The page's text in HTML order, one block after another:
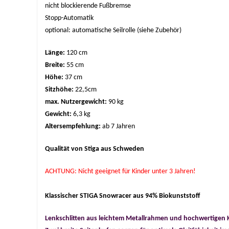
nicht blockierende Fußbremse
Stopp-Automatik
optional: automatische Seilrolle (siehe Zubehör)
Länge: 120 cm
Breite: 55 cm
Höhe: 37 cm
Sitzhöhe: 22,5cm
max. Nutzergewicht: 90 kg
Gewicht: 6,3 kg
Altersempfehlung: ab 7 Jahren
Qualität von Stiga aus Schweden
ACHTUNG: Nicht geeignet für Kinder unter 3 Jahren!
Klassischer STIGA Snowracer aus 94% Biokunststoff
Lenkschlitten aus leichtem Metallrahmen und hochwertigen